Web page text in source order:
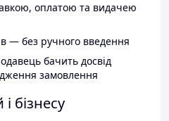
оплатою та видачею
— без ручного введення
бачить досвід
замовлення
бізнесу